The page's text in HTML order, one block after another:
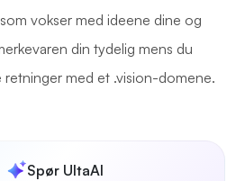
vokser med ideene dine og
din tydelig mens du
retninger med et .vision-domene.
Spør UltaAI